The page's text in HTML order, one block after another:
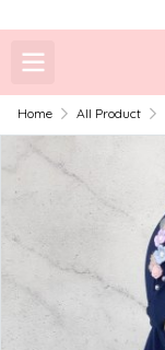
Home All Product